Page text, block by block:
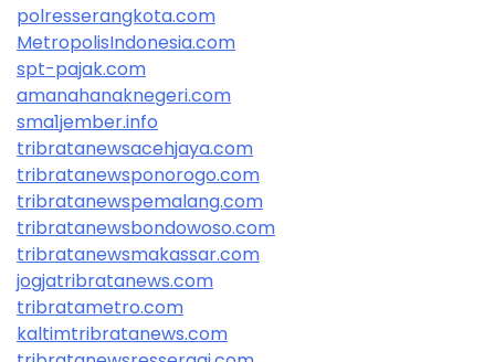
polresserangkota.com
MetropolisIndonesia.com
spt-pajak.com
amanahanaknegeri.com
sma1jember.info
tribratanewsacehjaya.com
tribratanewsponorogo.com
tribratanewspemalang.com
tribratanewsbondowoso.com
tribratanewsmakassar.com
jogjatribratanews.com
tribratametro.com
kaltimtribratanews.com